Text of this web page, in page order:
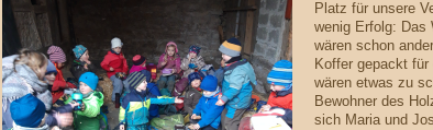
Platz für unsere
wenig Erfolg: Das
wären schon
Koffer gepackt
wären etwas zu
Bewohner des
sich Maria und